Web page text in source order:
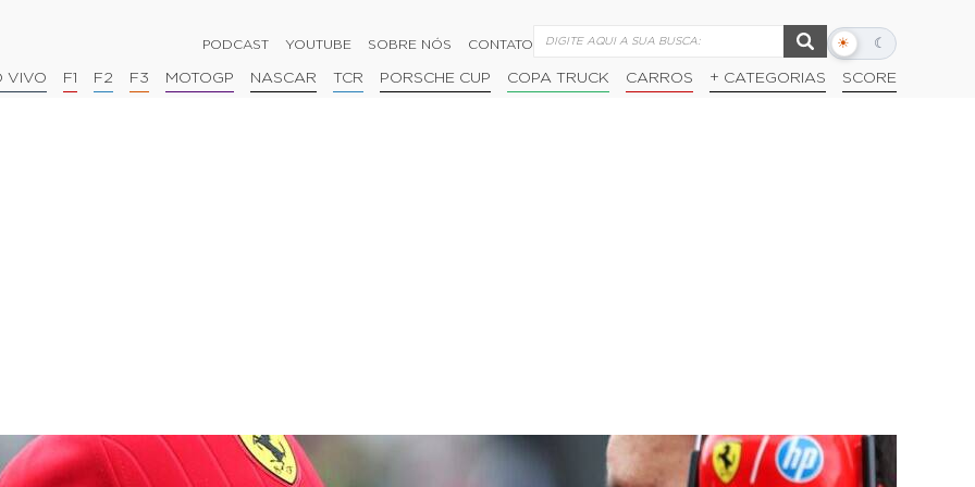
PODCAST YOUTUBE SOBRE NÓS CONTATO ☀ ☾
Alternar
escuro
VIVO F1 F2 F3 MOTOGP NASCAR TCR PORSCHE CUP COPA TRUCK CARROS + CATEGORIAS SCORE